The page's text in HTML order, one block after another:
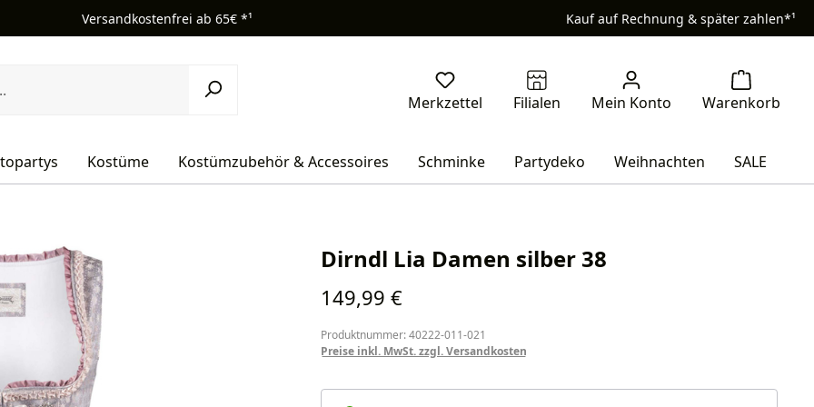
Versandkostenfrei ab 65€ *¹ Kauf auf Rechnung & später zahlen*¹
Kostüme Kostümzubehör & Accessoires Schminke Partydeko Weihnachten SALE
Dirndl Lia Damen silber 38
Regulärer Preis:
149,99 €
Produktnummer: 40222-011-021
Preise inkl. MwSt. zzgl. Versandkosten